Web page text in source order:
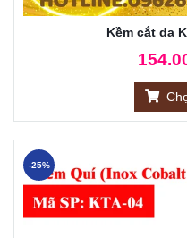
Kềm cắt da
-25%